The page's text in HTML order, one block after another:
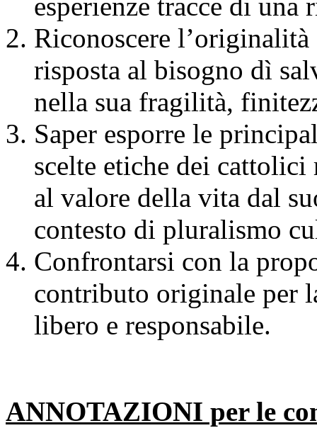
Riconoscere
risposta al bisogno dì
nella sua fragilità,
Saper esporre le
scelte etiche dei
al valore della vita dal
contesto di pluralismo
Confrontarsi con la
contributo originale per
libero e responsabile.
ANNOTAZIONI per le